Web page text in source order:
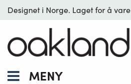
Designet i Norge. Laget for å vare
MENY